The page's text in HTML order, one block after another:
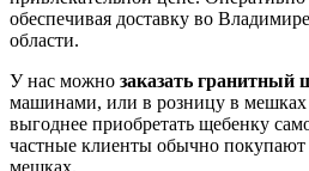
обеспечивая доставку во
области.
У нас можно заказать гранитный
машинами, или в розницу в мешках
выгоднее приобретать щебенку
частные клиенты обычно
мешках.